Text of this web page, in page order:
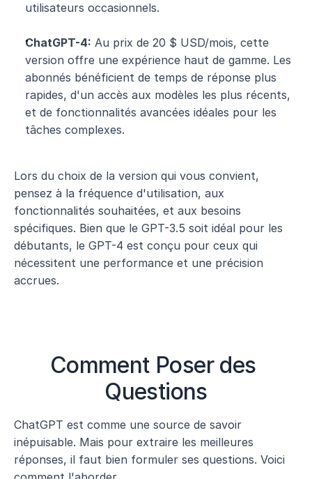
utilisateurs occasionnels.
ChatGPT-4: Au prix de 20 $ USD/mois, cette
version offre une expérience haut de gamme. Les
abonnés bénéficient de temps de réponse plus
rapides, d'un accès aux modèles les plus récents,
et de fonctionnalités avancées idéales pour les
tâches complexes.
Lors du choix de la version qui vous convient,
pensez à la fréquence d'utilisation, aux
fonctionnalités souhaitées, et aux besoins
spécifiques. Bien que le GPT-3.5 soit idéal pour les
débutants, le GPT-4 est conçu pour ceux qui
nécessitent une performance et une précision
accrues.
Comment Poser des
Questions
ChatGPT est comme une source de savoir
inépuisable. Mais pour extraire les meilleures
réponses, il faut bien formuler ses questions. Voici